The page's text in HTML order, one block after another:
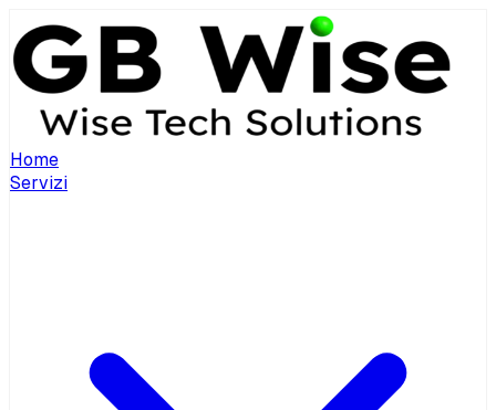
Home
Servizi